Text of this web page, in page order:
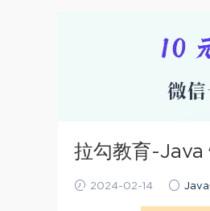
拉勾教育-Java
2024-02-14 Java